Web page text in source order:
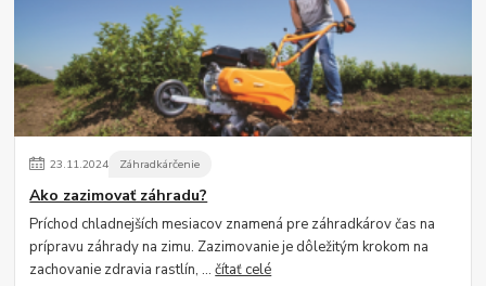
23.11.2024 Záhradkárčenie
Ako zazimovať záhradu?
Príchod chladnejších mesiacov znamená pre záhradkárov čas na
prípravu záhrady na zimu. Zazimovanie je dôležitým krokom na
zachovanie zdravia rastlín, ...čítať celé